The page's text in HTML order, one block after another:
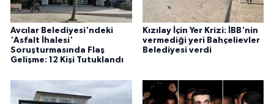
Avcılar Belediyesi'ndeki
'Asfalt İhalesi'
Soruşturmasında Flaş
Gelişme: 12 Kişi Tutuklandı
Kızılay İçin Yer Krizi: İBB'nin
vermediği yeri Bahçelievler
Belediyesi verdi